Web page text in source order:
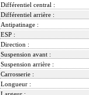
Différentiel central :
Différentiel arrière :
Antipatinage :
ESP :
Direction :
Suspension avant :
Suspension arrière :
Carrosserie :
Longueur :
Largeur :